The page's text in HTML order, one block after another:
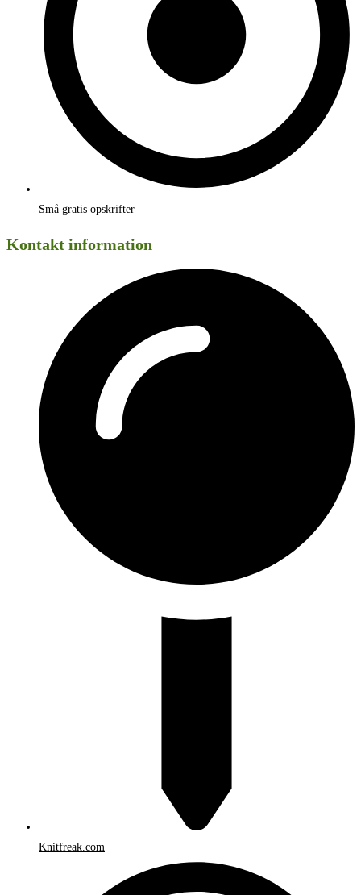
Små gratis opskrifter
Kontakt information
Knitfreak.com